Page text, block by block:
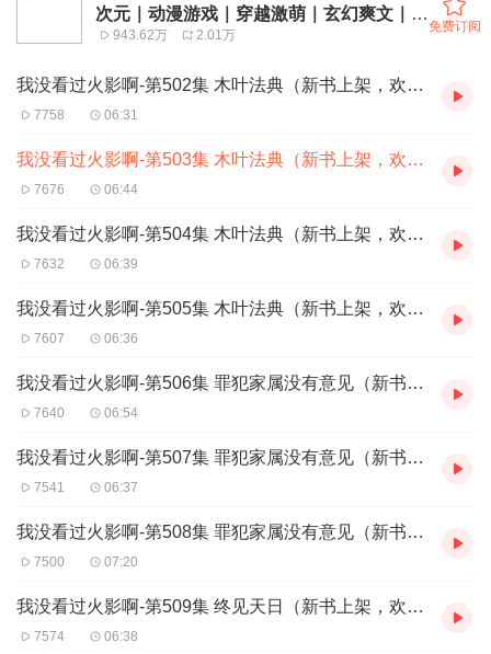
次元｜动漫游戏｜穿越激萌｜玄幻爽文｜衍
生剧
943.62万 2.01万
免费订阅
我没看过火影啊-第502集 木叶法典（新书上架，欢迎订阅、转发、评论、点赞）
7758 06:31
我没看过火影啊-第503集 木叶法典（新书上架，欢迎订阅、转发、评论、点赞）
7676 06:44
我没看过火影啊-第504集 木叶法典（新书上架，欢迎订阅、转发、评论、点赞）
7632 06:39
我没看过火影啊-第505集 木叶法典（新书上架，欢迎订阅、转发、评论、点赞）
7607 06:36
我没看过火影啊-第506集 罪犯家属没有意见（新书上架，欢迎订阅、转发、评论、点赞）
7640 06:54
我没看过火影啊-第507集 罪犯家属没有意见（新书上架，欢迎订阅、转发、评论、点赞）
7541 06:37
我没看过火影啊-第508集 罪犯家属没有意见（新书上架，欢迎订阅、转发、评论、点赞）
7500 07:20
我没看过火影啊-第509集 终见天日（新书上架，欢迎订阅、转发、评论、点赞）
7574 06:38